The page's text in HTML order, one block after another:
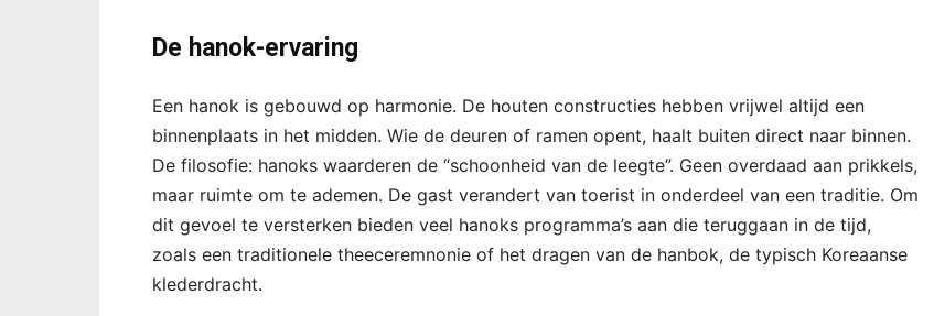
De hanok-ervaring
Een hanok is gebouwd op harmonie. De houten constructies hebben vrijwel altijd een
binnenplaats in het midden. Wie de deuren of ramen opent, haalt buiten direct naar binnen.
De filosofie: hanoks waarderen de “schoonheid van de leegte”. Geen overdaad aan prikkels,
maar ruimte om te ademen. De gast verandert van toerist in onderdeel van een traditie. Om
dit gevoel te versterken bieden veel hanoks programma’s aan die teruggaan in de tijd,
zoals een traditionele theeceremnonie of het dragen van de hanbok, de typisch Koreaanse
klederdracht.